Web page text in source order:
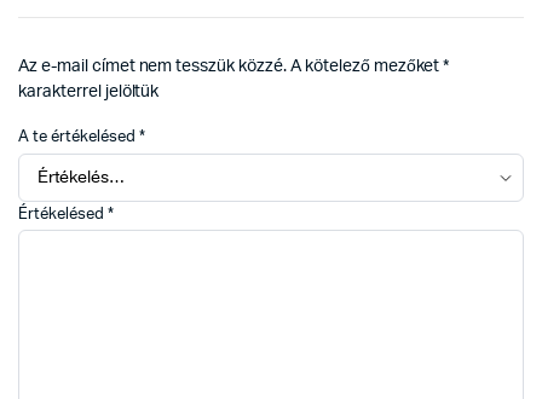
Az e-mail címet nem tesszük közzé. A kötelező mezőket*
karakterrel jelöltük
A te értékelésed *
Értékelésed *